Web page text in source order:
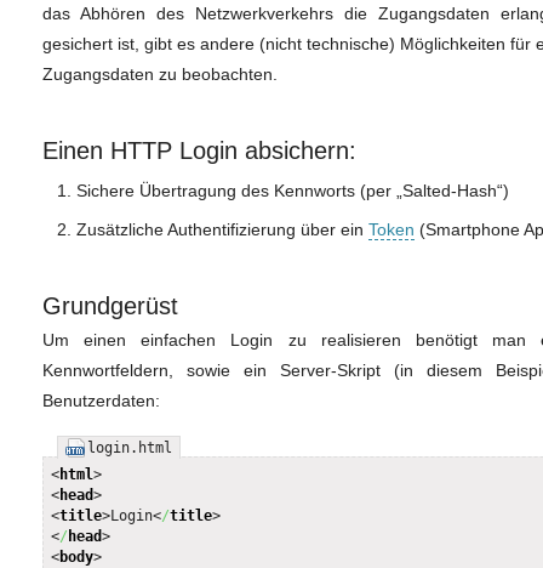
das Abhören des Netzwerkverkehrs die Zugangsdaten
gesichert ist, gibt es andere (nicht technische) Möglichkeiten für
Zugangsdaten zu beobachten.
Einen HTTP Login absichern:
Sichere Übertragung des Kennworts (per „Salted-Hash“)
Zusätzliche Authentifizierung über ein Token (Smartphone
Grundgerüst
Um einen einfachen Login zu realisieren benötigt
Kennwortfeldern, sowie ein Server-Skript (in diesem
Benutzerdaten:
login.html
<html>
<head>
<title>Login</title>
</ head>
<body>